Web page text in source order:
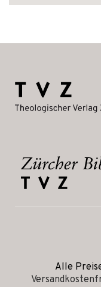
Alle